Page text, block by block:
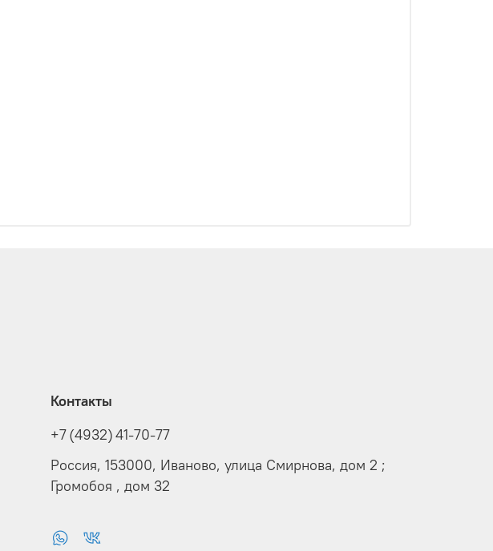
Контакты
+7 (4932) 41-70-77
Россия, 153000, Иваново, улица Смирнова, дом 2 ;
Громобоя , дом 32